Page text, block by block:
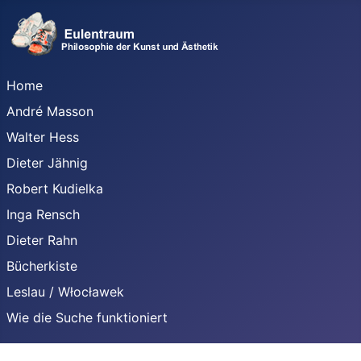
Home
André Masson
Walter Hess
Dieter Jähnig
Robert Kudielka
Inga Rensch
Dieter Rahn
Bücherkiste
Leslau / Włocławek
Wie die Suche funktioniert